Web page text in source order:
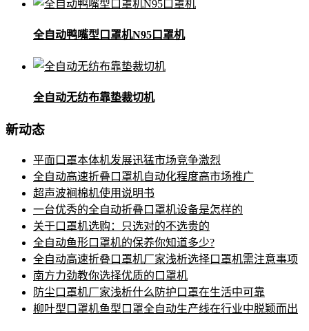
全自动鸭嘴型口罩机N95口罩机
全自动无纺布靠垫裁切机
新动态
平面口罩本体机发展迅猛市场竞争激烈
全自动高速折叠口罩机自动化程度高市场推广
超声波裥棉机使用说明书
一台优秀的全自动折叠口罩机设备是怎样的
关于口罩机选购：只选对的不选贵的
全自动鱼形口罩机的保养你知道多少?
全自动高速折叠口罩机厂家浅析选择口罩机需注意事项
南方力劲教你选择优质的口罩机
防尘口罩机厂家浅析什么防护口罩在生活中可靠
柳叶型口罩机鱼型口罩全自动生产线在行业中脱颖而出